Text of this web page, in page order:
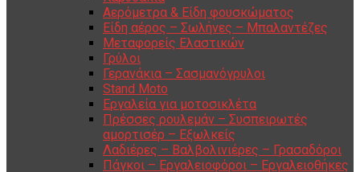
Αερόμετρα & Είδη φουσκώματος
Είδη αέρος – Σωλήνες – Μπαλαντέζες
Μεταφορείς Ελαστικών
Γρύλοι
Γερανάκια – Σασμανόγρυλοι
Stand Moto
Εργαλεία για μοτοσικλέτα
Πρέσσες ρουλεμάν – Συσπειρωτές
αμορτισέρ – Εξωλκείς
Λαδιέρες – Βαλβολινιέρες – Γρασαδόροι
Πάγκοι – Εργαλειοφόροι – Εργαλειοθήκες